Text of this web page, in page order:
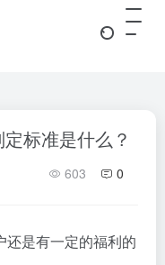
标准是什么？
603 0
还是有一定的福利的